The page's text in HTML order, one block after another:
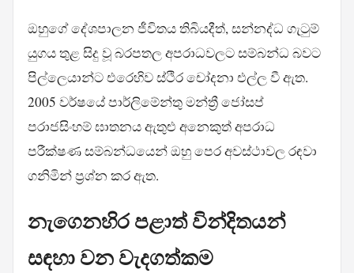
ඔහුගේ දේශපාලන ජීවිතය තිබියදීත්, සන්නද්ධ ගැටුම්
යුගය තුළ සිදු වූ බරපතල අපරාධවලට සම්බන්ධ බවට
පිල්ලෙයාන්ට එරෙහිව ස්ථිර චෝදනා එල්ල වී ඇත.
2005 වර්ෂයේ පාර්ලිමේන්තු මන්ත්‍රී ජෝසප්
පරාජසිංහම් ඝාතනය ඇතුළු අනෙකුත් අපරාධ
පරීක්ෂණ සම්බන්ධයෙන් ඔහු පෙර අවස්ථාවල රඳවා
ගනිමින් ප්‍රශ්න කර ඇත.
නැගෙනහිර පළාත් වින්දිතයන්
සඳහා වන වැදගත්කම